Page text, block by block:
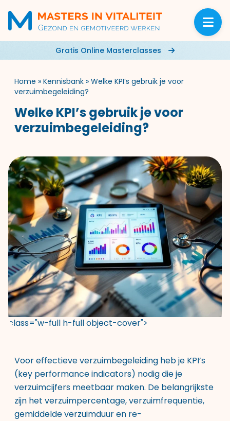
Gratis Online Masterclasses
Home » Kennisbank » Welke KPI’s gebruik je voor
verzuimbegeleiding?
Welke KPI’s gebruik je voor
verzuimbegeleiding?
class="w-full h-full object-cover">
Voor effectieve verzuimbegeleiding heb je KPI’s
(key performance indicators) nodig die je
verzuimcijfers meetbaar maken. De belangrijkste
zijn het verzuimpercentage, verzuimfrequentie,
gemiddelde verzuimduur en re-